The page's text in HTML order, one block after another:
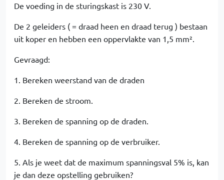
De voeding in de sturingskast is 230 V.
De 2 geleiders ( = draad heen en draad terug ) bestaan
uit koper en hebben een oppervlakte van 1,5 mm².
Gevraagd:
1. Bereken weerstand van de draden
2. Bereken de stroom.
3. Bereken de spanning op de draden.
4. Bereken de spanning op de verbruiker.
5. Als je weet dat de maximum spanningsval 5% is, kan
je dan deze opstelling gebruiken?